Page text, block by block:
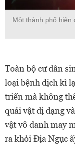
Một thành phố hiện
Toàn bộ cư dân
loại bệnh dịch kì
triển mà không
quái vật dị dạng
vật vô danh may
ra khỏi Địa Ngục